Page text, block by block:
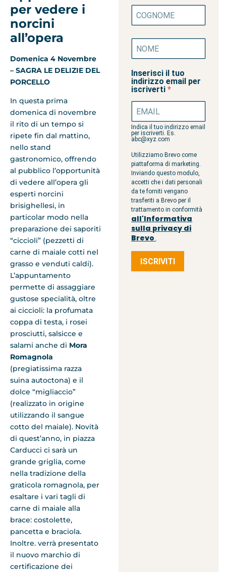
per vedere i
norcini
all’opera
Domenica 4 Novembre
– SAGRA LE DELIZIE DEL
PORCELLO
In questa prima
domenica di novembre
il rito di un tempo si
ripete fin dal mattino,
nello stand
gastronomico, offrendo
al pubblico l’opportunità
di vedere all’opera gli
esperti norcini
brisighellesi, in
particolar modo nella
preparazione dei saporiti
“ciccioli” (pezzetti di
carne di maiale cotti nel
grasso e venduti caldi).
L’appuntamento
permette di assaggiare
gustose specialità, oltre
ai ciccioli: la profumata
coppa di testa, i rosei
prosciutti, salsicce e
salami anche di Mora
Romagnola
(pregiatissima razza
suina autoctona) e il
dolce “migliaccio”
(realizzato in origine
utilizzando il sangue
cotto del maiale). Novità
di quest’anno, in piazza
Carducci ci sarà un
grande griglia, come
nella tradizione della
graticola romagnola, per
esaltare i vari tagli di
carne di maiale alla
brace: costolette,
pancetta e braciola.
Inoltre. verrà presentato
il nuovo marchio di
certificazione dei
Inserisci il tuo
indirizzo email per
iscriverti
Indica il tuo indirizzo email
per iscriverti. Es.
abc@xyz.com
Utilizziamo Brevo come
piattaforma di marketing.
Inviando questo modulo,
accetti che i dati personali
da te forniti vengano
trasferiti a Brevo per il
trattamento in conformità
all'Informativa
sulla privacy di
Brevo .
ISCRIVITI